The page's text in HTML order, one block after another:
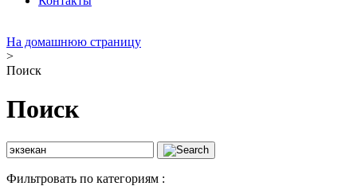
На домашнюю страницу
>
Поиск
Поиск
Фильтровать по категориям :